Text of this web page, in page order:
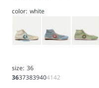
color: white
size: 36
36373839404142